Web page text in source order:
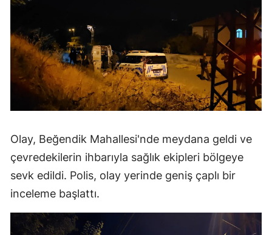
Olay, Beğendik Mahallesi'nde meydana geldi ve
çevredekilerin ihbarıyla sağlık ekipleri bölgeye
sevk edildi. Polis, olay yerinde geniş çaplı bir
inceleme başlattı.